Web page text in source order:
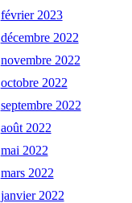
février 2023
décembre 2022
novembre 2022
octobre 2022
septembre 2022
août 2022
mai 2022
mars 2022
janvier 2022